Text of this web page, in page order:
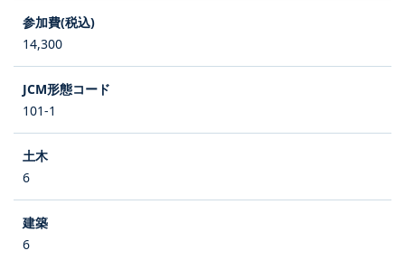
14,300
101-1
6
6